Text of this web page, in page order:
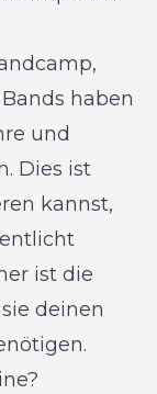
haben
und
Dies ist
kannst,
ist die
deinen